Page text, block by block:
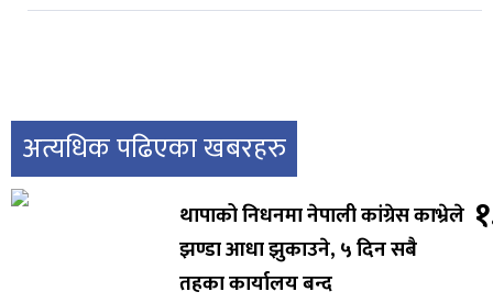
अत्यधिक पढिएका खबरहरु
थापाको निधनमा नेपाली कांग्रेस काभ्रेले
झण्डा आधा झुकाउने, ५ दिन सबै
तहका कार्यालय बन्द